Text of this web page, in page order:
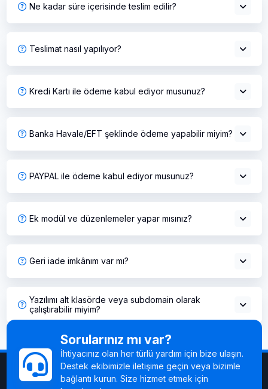
Ne kadar süre içerisinde teslim edilir?
Teslimat nasıl yapılıyor?
Kredi Kartı ile ödeme kabul ediyor musunuz?
Banka Havale/EFT şeklinde ödeme yapabilir miyim?
PAYPAL ile ödeme kabul ediyor musunuz?
Ek modül ve düzenlemeler yapar mısınız?
Geri iade imkânım var mı?
Yazılımı alt klasörde veya subdomain olarak
çalıştırabilir miyim?
Sorularınız mı var?
İhtiyacınız olan her türlü yardım için bize ulaşın.
Destek ekibimizle iletişime geçin veya bizimle
bağlantı kurun. Size hizmet etmek için